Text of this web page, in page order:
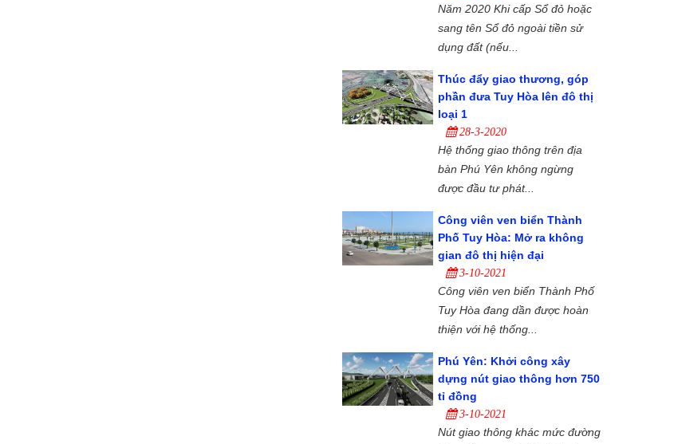
Năm 2020 Khi cấp Sổ đỏ hoặc
sang tên Sổ đỏ ngoài tiền sử
dụng đất (nếu...
Thúc đẩy giao thương, góp
phần đưa Tuy Hòa lên đô thị
loại 1
28-3-2020
Hệ thống giao thông trên địa
bàn Phú Yên không ngừng
được đầu tư phát...
Công viên ven biển Thành
Phố Tuy Hòa: Mở ra không
gian đô thị hiện đại
3-10-2021
Công viên ven biển Thành Phố
Tuy Hòa đang dần được hoàn
thiện với hệ thống...
Phú Yên: Khởi công xây
dựng nút giao thông hơn 750
tỉ đồng
3-10-2021
Nút giao thông khác mức đường